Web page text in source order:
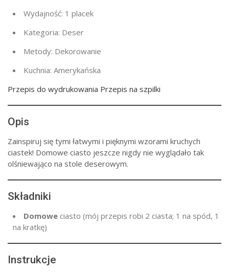
Wydajność: 1 placek
Kategoria: Deser
Metody: Dekorowanie
Kuchnia: Amerykańska
Przepis do wydrukowania Przepis na szpilki
Opis
Zainspiruj się tymi łatwymi i pięknymi wzorami kruchych
ciastek! Domowe ciasto jeszcze nigdy nie wyglądało tak
olśniewająco na stole deserowym.
Składniki
Domowe ciasto (mój przepis robi 2 ciasta; 1 na spód, 1
na kratkę)
Instrukcje